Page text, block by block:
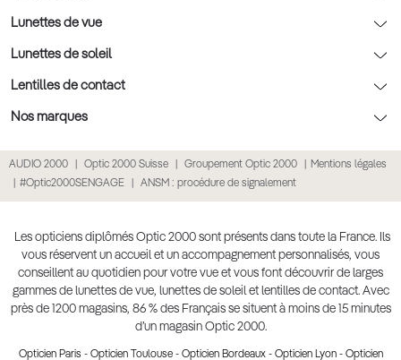
Nos conseils enfants
Nos conseils santé visuelle
Tout savoir sur nos verres
Le contrôle de la vue chez votre opticien
L'entretien de votre équipement
La prise de rendez-vous en ligne
Point expert basse vision
Click & collect : Livraison gratuite en magasin
Politique cookies
Conditions générales de vente
Politique de confidentialité des données
Retours et remboursements
Lunettes de vue
Lunettes de vue
Lunettes de vue homme
Lunettes de vue femme
Lunettes de vue Gucci
Lunettes de vue Chloé
Lunettes de vue Burberry
Lunettes de vue à partir de 30€
Lunettes de soleil
Lunettes de soleil
Lunettes de soleil homme
Lunettes de soleil enfant
Lunettes de soleil pas chères
Lunettes de soleil Ray-Ban
Lunettes de soleil Prada
Lunettes de soleil Gucci
Lentilles de contact
Lentilles de contact
Lentilles de couleur
Lentille de nuit
Lentilles mensuelles ou bimensuelles
Nos marques
Lunettes Prada
Lunettes Guess
Lunettes Chloé
Lunettes Versace
AUDIO 2000 Optic 2000 Suisse Groupement Optic 2000
Mentions légales
#Optic2000SENGAGE
ANSM : procédure de signalement
Les opticiens diplômés Optic 2000 sont présents dans toute la France. Ils
vous réservent un accueil et un accompagnement personnalisés, vous
conseillent au quotidien pour votre vue et vous font découvrir de larges
gammes de lunettes de vue, lunettes de soleil et lentilles de contact. Avec
près de 1200 magasins, 86 % des Français se situent à moins de 15 minutes
d’un magasin Optic 2000.
Opticien Paris - Opticien Toulouse- Opticien Bordeaux- Opticien Lyon- Opticien